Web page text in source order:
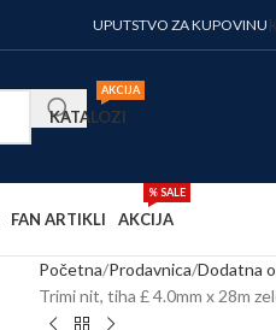
UPUTSTVO ZA KUPOVINU
KATALOZI
AKCIJA
FAN ARTIKLI AKCIJA
% SALE
Početna Prodavnica Dodatna
Trimi nit, tiha £ 4.0mm x 28m